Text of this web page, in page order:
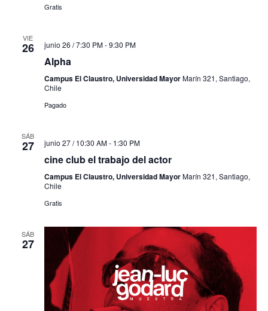
Gratis
VIE
26 junio 26 / 7:30 PM-9:30 PM
Alpha
Campus El Claustro, Universidad MayorMarín 321, Santiago,
Chile
Pagado
SÁB
27 junio 27 / 10:30 AM- 1:30 PM
cine club el trabajo del actor
Campus El Claustro, Universidad MayorMarín 321, Santiago,
Chile
Gratis
SÁB
27